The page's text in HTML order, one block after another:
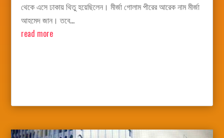
থেকে এসে ঢাকায় থিতু হয়েছিলেন। মীর্জা গোলাম পীরের আরেক নাম মীর্জা
আহমেদ জান। তবে...
read more